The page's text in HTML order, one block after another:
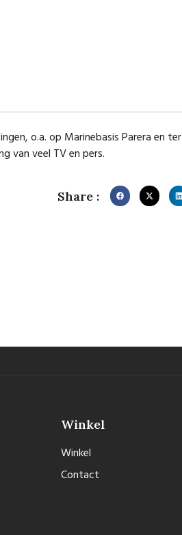
o.a. op Marinebasis Parera en ter
van veel TV en pers.
Share :
Winkel
Winkel
Contact